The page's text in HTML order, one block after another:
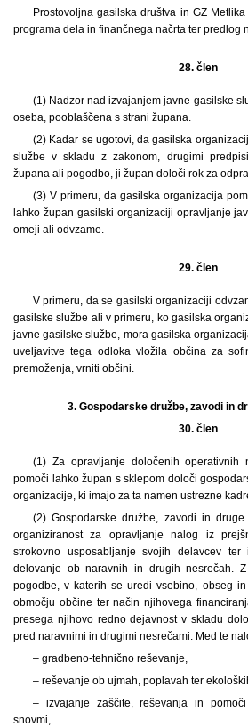
Prostovoljna gasilska društva in GZ
programa dela in finančnega načrta ter predlog
28. člen
(1) Nadzor nad izvajanjem javne gasilske
oseba, pooblaščena s strani župana.
(2) Kadar se ugotovi, da gasilska
službe v skladu z zakonom, drugimi
župana ali pogodbo, ji župan določi rok za
(3) V primeru, da gasilska organizacija
lahko župan gasilski organizaciji opravljanje
omeji ali odvzame.
29. člen
V primeru, da se gasilski organizaciji
gasilske službe ali v primeru, ko gasilska
javne gasilske službe, mora gasilska
uveljavitve tega odloka vložila občina za
premoženja, vrniti občini.
3. Gospodarske družbe, zavodi in
30. člen
(1) Za opravljanje določenih operativnih
pomoči lahko župan s sklepom določi
organizacije, ki imajo za ta namen ustrezne
(2) Gospodarske družbe, zavodi in
organiziranost za opravljanje nalog iz
strokovno usposabljanje svojih delavcev
delovanje ob naravnih in drugih nesrečah.
pogodbe, v katerih se uredi vsebino, obseg
območju občine ter način njihovega
presega njihovo redno dejavnost v skladu
pred naravnimi in drugimi nesrečami. Med te
– gradbeno-tehnično reševanje,
– reševanje ob ujmah, poplavah ter
– izvajanje zaščite, reševanja in
snovmi,